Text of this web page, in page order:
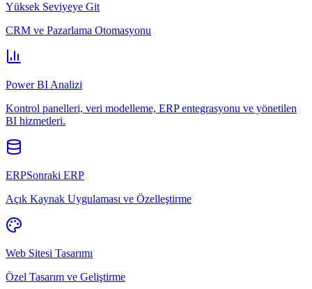
Yüksek Seviyeye Git
CRM ve Pazarlama Otomasyonu
Power BI Analizi
Kontrol panelleri, veri modelleme, ERP entegrasyonu ve yönetilen
BI hizmetleri.
ERPSonraki ERP
Açık Kaynak Uygulaması ve Özelleştirme
Web Sitesi Tasarımı
Özel Tasarım ve Geliştirme